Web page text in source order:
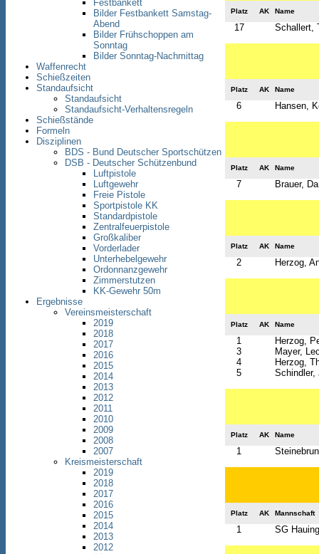
Festbankett
Bilder Festbankett Samstag-
Abend
Bilder Frühschoppen am
Sonntag
Bilder Sonntag-Nachmittag
Waffenrecht
Schießzeiten
Standaufsicht
Standaufsicht
Standaufsicht-Verhaltensregeln
Schießstände
Formeln
Disziplinen
BDS - Bund Deutscher Sportschützen
DSB - Deutscher Schützenbund
Luftpistole
Luftgewehr
Freie Pistole
Sportpistole KK
Standardpistole
Zentralfeuerpistole
Großkaliber
Vorderlader
Unterhebelgewehr
Ordonnanzgewehr
Zimmerstutzen
KK-Gewehr 50m
Ergebnisse
Vereinsmeisterschaft
2019
2018
2017
2016
2015
2014
2013
2012
2011
2010
2009
2008
2007
Kreismeisterschaft
2019
2018
2017
2016
2015
2014
2013
2012
Platz AK Name
17 Schallert,
Platz AK Name
6 Hansen,
Platz AK Name
7 Brauer,
Platz AK Name
2 Herzog,
Platz AK Name
1
Herzog,
3
Mayer,
4
Herzog,
5
Schindler,
Platz AK Name
1
Platz AK Mannschaft
1 SG